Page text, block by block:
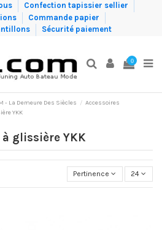
Confection tapissier sellier
Commande papier
Sécurité paiement
0
- La Demeure Des Siècles
Accessoires
YKK
glissière YKK
Pertinence 24